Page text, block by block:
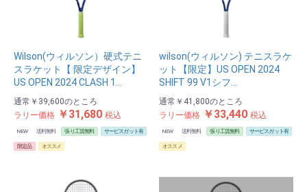
Wilson(ウィルソン）硬式テニ
スラケット【 限定デザイン】
US OPEN 2024 CLASH 1…
通常 ￥39,600のところ
ラリー価格 ￥31,680 税込
NEW 送料無料 張り工賃無料 サービスガット有
限定品 オススメ
wilson(ウィルソン) テニスラケ
ット【限定】US OPEN 2024
SHIFT 99 V1シフ…
通常 ￥41,800のところ
ラリー価格 ￥33,440 税込
NEW 送料無料 張り工賃無料 サービスガット有
オススメ